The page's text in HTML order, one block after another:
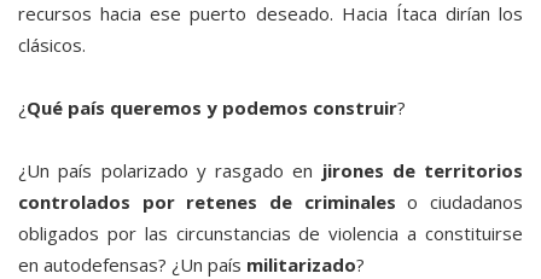
recursos hacia ese puerto deseado. Hacia Ítaca dirían los
clásicos.
¿Qué país queremos y podemos construir?
¿Un país polarizado y rasgado en jirones de territorios
controlados por retenes de criminales o ciudadanos
obligados por las circunstancias de violencia a constituirse
en autodefensas? ¿Un país militarizado?